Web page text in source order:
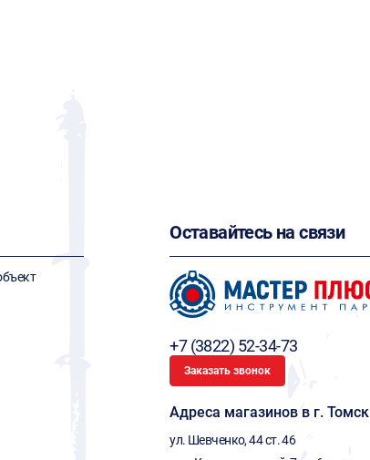
Оставайтесь на связи
+7 (3822) 52-34-73
Заказать звонок
Адреса магазинов в г. Томск
ул. Шевченко, 44 ст. 46